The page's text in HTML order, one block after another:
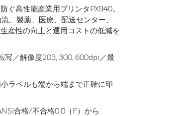
ぐ高性能産業用プリンタPX940。
、製薬、医療、配送センター、
産性の向上と運用コストの低減を
写／解像度203, 300, 600dpi／最
ラベルも端から端まで正確に印
合格/不合格0.0（F）から